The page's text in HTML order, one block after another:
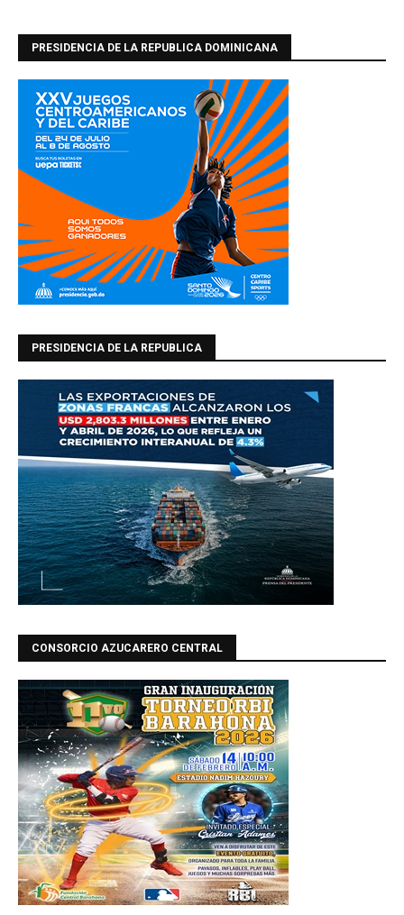
PRESIDENCIA DE LA REPUBLICA DOMINICANA
PRESIDENCIA DE LA REPUBLICA
CONSORCIO AZUCARERO CENTRAL